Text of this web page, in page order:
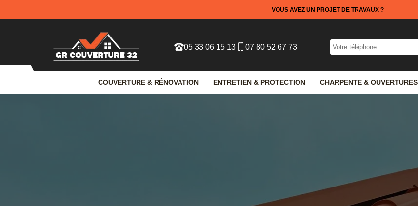
VOUS AVEZ UN PROJET DE TRAVAUX ?
05 33 06 15 13 07 80 52 67 73
COUVERTURE & RÉNOVATION ENTRETIEN & PROTECTION CHARPENTE & OUVERTURES